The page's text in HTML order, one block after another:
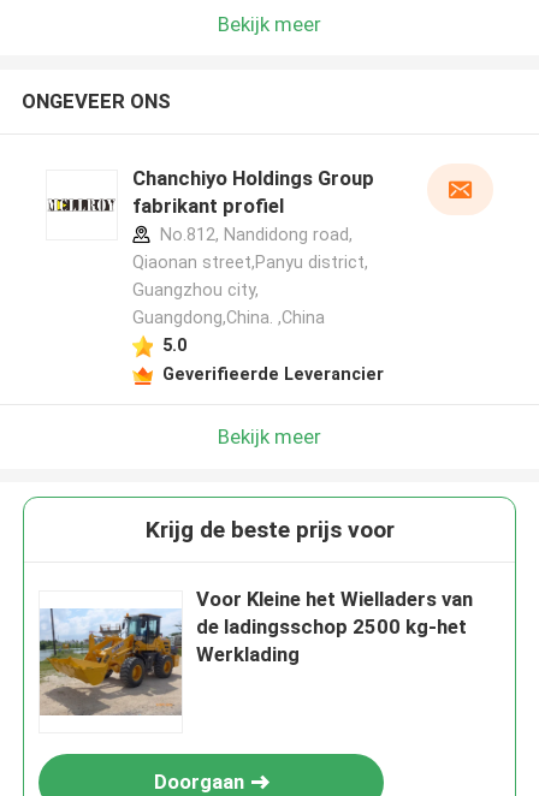
Bekijk meer
ONGEVEER ONS
Chanchiyo Holdings Group
fabrikant profiel
No.812, Nandidong road,
Qiaonan street,Panyu district,
Guangzhou city,
Guangdong,China. ,China
5.0
Geverifieerde Leverancier
Bekijk meer
Krijg de beste prijs voor
Voor Kleine het Wielladers van
de ladingsschop 2500 kg-het
Werklading
Doorgaan